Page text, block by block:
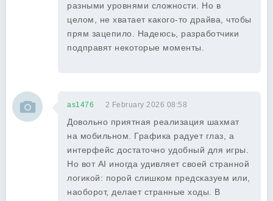
разными уровнями сложности. Но в
целом, не хватает какого-то драйва, чтобы
прям зацепило. Надеюсь, разработчики
подправят некоторые моменты.
as1476 2 February 2026 08:58
Довольно приятная реализация шахмат
на мобильном. Графика радует глаз, а
интерфейс достаточно удобный для игры.
Но вот AI иногда удивляет своей странной
логикой: порой слишком предсказуем или,
наоборот, делает странные ходы. В